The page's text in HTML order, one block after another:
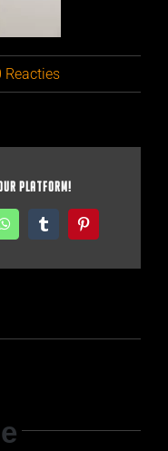
Reacties
Platform!
WhatsAppTumblrPinterest